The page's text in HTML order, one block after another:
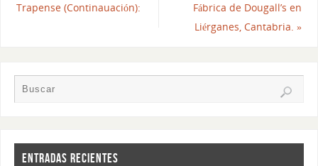
Trapense (Continauación):
Fábrica de Dougall’s en
Liérganes, Cantabria.»
ENTRADAS RECIENTES